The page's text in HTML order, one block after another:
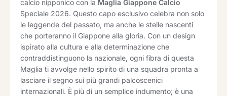
calcio nipponico con la Maglia Giappone Calcio
Speciale 2026. Questo capo esclusivo celebra non solo
le leggende del passato, ma anche le stelle nascenti
che porteranno il Giappone alla gloria. Con un design
ispirato alla cultura e alla determinazione che
contraddistinguono la nazionale, ogni fibra di questa
Maglia ti avvolge nello spirito di una squadra pronta a
lasciare il segno sui più grandi palcoscenici
internazionali. È più di un semplice indumento; è una